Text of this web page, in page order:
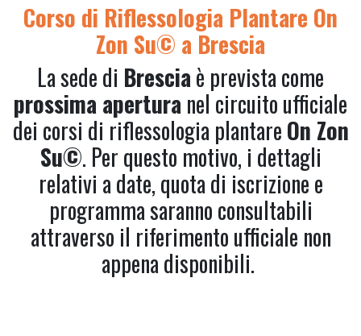
Corso di Riflessologia Plantare On
Zon Su© a Brescia
La sede di Bresciaè prevista come
prossima apertura nel circuito ufficiale
dei corsi di riflessologia plantareOn Zon
Su©. Per questo motivo, i dettagli
relativi a date, quota di iscrizione e
programma saranno consultabili
attraverso il riferimento ufficiale non
appena disponibili.